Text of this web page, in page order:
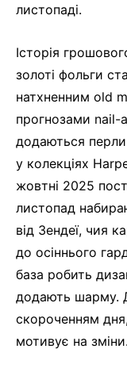
листопаді.
Історія
золоті фольги
натхненним old
прогнозами nail-
додаються перли
у колекціях
жовтні 2025
листопад
від Зендеї, чия
до осіннього
база робить
додають шарму.
скороченням
мотивує на зміни.